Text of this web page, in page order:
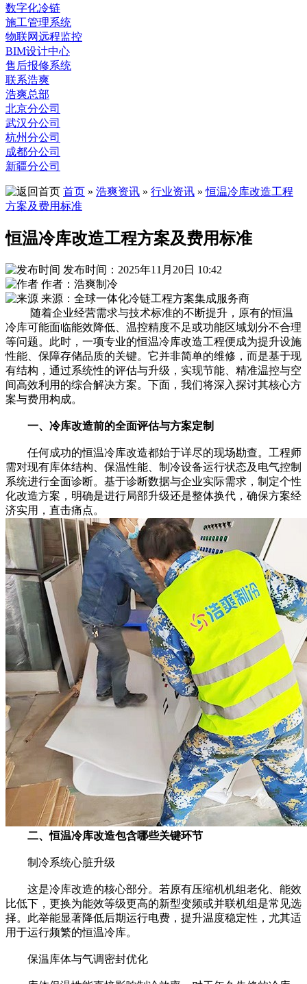
数字化冷链
施工管理系统
物联网远程监控
BIM设计中心
售后报修系统
联系浩爽
浩爽总部
北京分公司
武汉分公司
杭州分公司
成都分公司
新疆分公司
首页 » 浩爽资讯 » 行业资讯 »恒温冷库改造工程
方案及费用标准
恒温冷库改造工程方案及费用标准
发布时间：2025年11月20日 10:42
作者：浩爽制冷
来源：全球一体化冷链工程方案集成服务商
随着企业经营需求与技术标准的不断提升，原有的恒温
冷库可能面临能效降低、温控精度不足或功能区域划分不合理
等问题。此时，一项专业的恒温冷库改造工程便成为提升设施
性能、保障存储品质的关键。它并非简单的维修，而是基于现
有结构，通过系统性的评估与升级，实现节能、精准温控与空
间高效利用的综合解决方案。下面，我们将深入探讨其核心方
案与费用构成。
一、冷库改造前的全面评估与方案定制
任何成功的恒温冷库改造都始于详尽的现场勘查。工程师
需对现有库体结构、保温性能、制冷设备运行状态及电气控制
系统进行全面诊断。基于诊断数据与企业实际需求，制定个性
化改造方案，明确是进行局部升级还是整体换代，确保方案经
济实用，直击痛点。
二、恒温冷库改造包含哪些关键环节
制冷系统心脏升级
这是冷库改造的核心部分。若原有压缩机机组老化、能效
比低下，更换为能效等级更高的新型变频或并联机组是常见选
择。此举能显著降低后期运行电费，提升温度稳定性，尤其适
用于运行频繁的恒温冷库。
保温库体与气调密封优化